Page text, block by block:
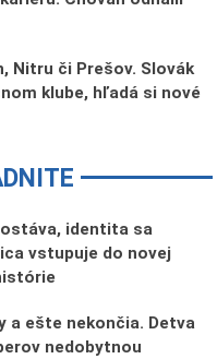
Nitru či Prešov. Slovák
klube, hľadá si nové
identita sa
vstupuje do novej
a ešte nekončia. Detva
nedobytnou